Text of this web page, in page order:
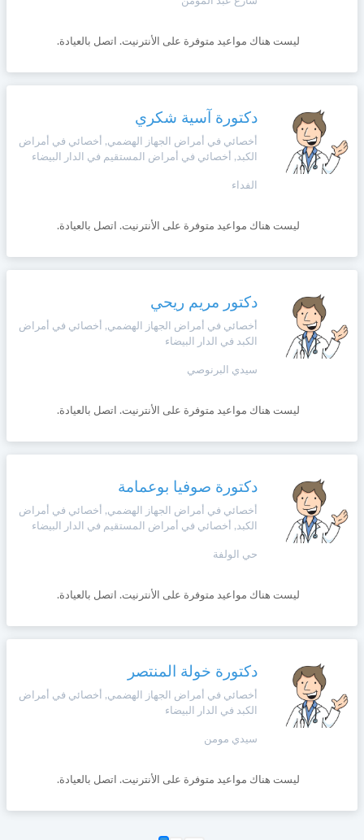
ليست هناك مواعيد متوفرة على الأنترنيت. اتصل بالعيادة.
دكتورة آسية شكري
أخصائي في أمراض الجهاز الهضمي, أخصائي في أمراض
الكبد, أخصائي في أمراض المستقيم في الدار البيضاء
الفداء
ليست هناك مواعيد متوفرة على الأنترنيت. اتصل بالعيادة.
دكتور مريم ريحي
أخصائي في أمراض الجهاز الهضمي, أخصائي في أمراض
الكبد في الدار البيضاء
سيدي البرنوصي
ليست هناك مواعيد متوفرة على الأنترنيت. اتصل بالعيادة.
دكتورة صوفيا بوعمامة
أخصائي في أمراض الجهاز الهضمي, أخصائي في أمراض
الكبد, أخصائي في أمراض المستقيم في الدار البيضاء
حي الولفة
ليست هناك مواعيد متوفرة على الأنترنيت. اتصل بالعيادة.
دكتورة خولة المنتصر
أخصائي في أمراض الجهاز الهضمي, أخصائي في أمراض
الكبد في الدار البيضاء
سيدي مومن
ليست هناك مواعيد متوفرة على الأنترنيت. اتصل بالعيادة.